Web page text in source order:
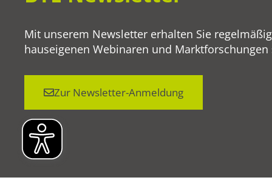
Mit unserem Newsletter erhalten Sie
hauseigenen Webinaren und
Zur Newsletter-Anmeldung